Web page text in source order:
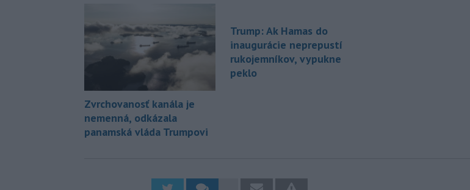
Zvrchovanosť kanála je
nemenná, odkázala
panamská vláda Trumpovi
Trump: Ak Hamas do
inaugurácie neprepustí
rukojemníkov, vypukne
peklo